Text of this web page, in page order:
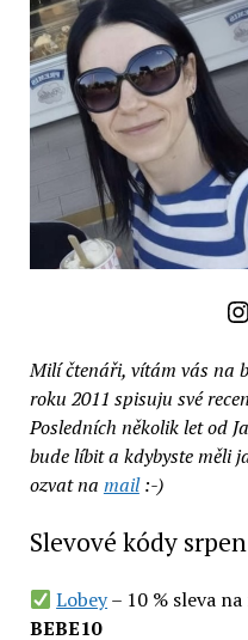
Milí čtenáři, vítám vás na
roku 2011 spisuju své
Posledních několik let od
bude líbit a kdybyste měli
ozvat na mail:-)
Slevové kódy
Lobey– 10 % sleva
BEBE10